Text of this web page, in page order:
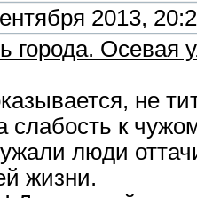
2013,
города. Осевая
не
к
люди
жизни.